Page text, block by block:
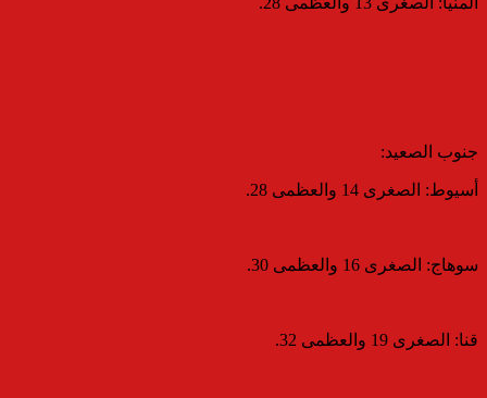
​جنوب الصعيد:
​أسيوط: الصغرى 14 والعظمى 28.
​سوهاج: الصغرى 16 والعظمى 30.
​قنا: الصغرى 19 والعظمى 32.